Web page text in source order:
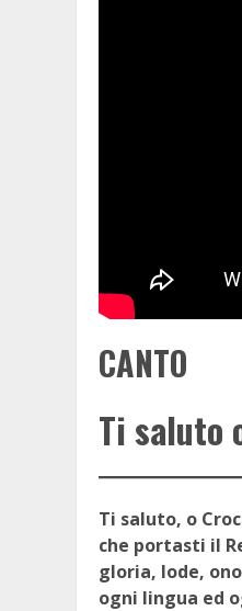
CANTO
Ti saluto
Ti saluto, o
che portasti il
gloria, lode,
ogni lingua ed